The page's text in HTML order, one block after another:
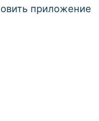
приложение